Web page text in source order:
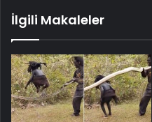
İlgili Makaleler